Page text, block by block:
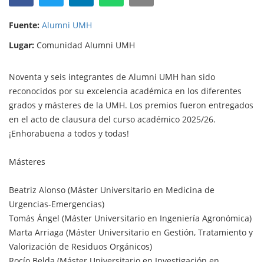
Fuente: Alumni UMH
Lugar: Comunidad Alumni UMH
Noventa y seis integrantes de Alumni UMH han sido
reconocidos por su excelencia académica en los diferentes
grados y másteres de la UMH. Los premios fueron entregados
en el acto de clausura del curso académico 2025/26.
¡Enhorabuena a todos y todas!
Másteres
Beatriz Alonso (Máster Universitario en Medicina de
Urgencias-Emergencias)
Tomás Ángel (Máster Universitario en Ingeniería Agronómica)
Marta Arriaga (Máster Universitario en Gestión, Tratamiento y
Valorización de Residuos Orgánicos)